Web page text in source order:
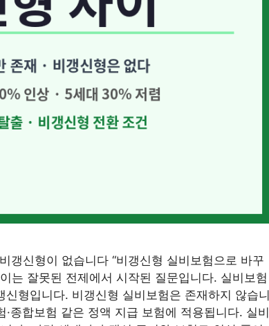
신형이 없습니다 “비갱신형 실비보험으로 바꾸
는 잘못된 전제에서 시작된 질문입니다. 실비보험
형입니다. 비갱신형 실비보험은 존재하지 않습니
·종합보험 같은 정액 지급 보험에 적용됩니다. 실비